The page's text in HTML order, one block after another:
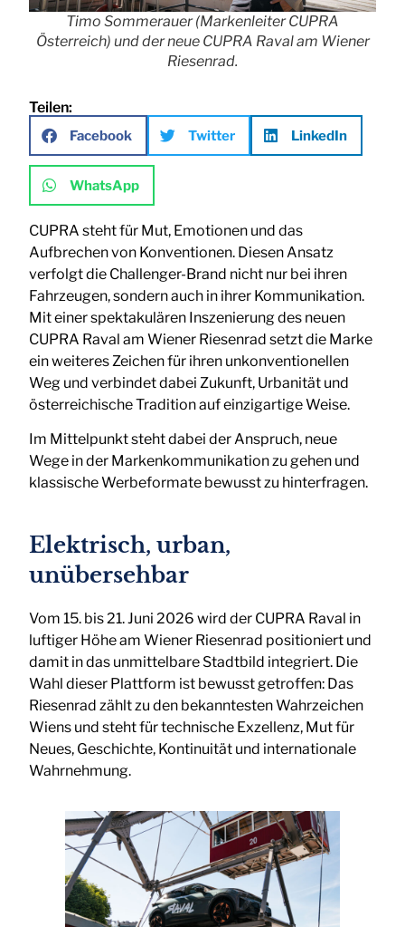
Timo Sommerauer (Markenleiter CUPRA
Österreich) und der neue CUPRA Raval am Wiener
Riesenrad.
Teilen:
Facebook Twitter LinkedIn
WhatsApp
CUPRA steht für Mut, Emotionen und das
Aufbrechen von Konventionen. Diesen Ansatz
verfolgt die Challenger-Brand nicht nur bei ihren
Fahrzeugen, sondern auch in ihrer Kommunikation.
Mit einer spektakulären Inszenierung des neuen
CUPRA Raval am Wiener Riesenrad setzt die Marke
ein weiteres Zeichen für ihren unkonventionellen
Weg und verbindet dabei Zukunft, Urbanität und
österreichische Tradition auf einzigartige Weise.
Im Mittelpunkt steht dabei der Anspruch, neue
Wege in der Markenkommunikation zu gehen und
klassische Werbeformate bewusst zu hinterfragen.
Elektrisch, urban,
unübersehbar
Vom 15. bis 21. Juni 2026 wird der CUPRA Raval in
luftiger Höhe am Wiener Riesenrad positioniert und
damit in das unmittelbare Stadtbild integriert. Die
Wahl dieser Plattform ist bewusst getroffen: Das
Riesenrad zählt zu den bekanntesten Wahrzeichen
Wiens und steht für technische Exzellenz, Mut für
Neues, Geschichte, Kontinuität und internationale
Wahrnehmung.